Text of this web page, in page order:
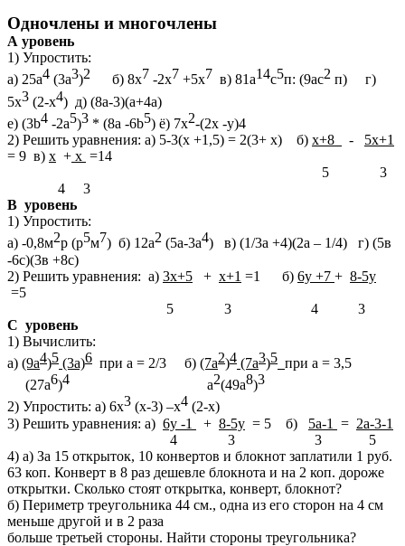
Одночлены и многочлены
А уровень
1) Упростить:
а) 25а4 (3а3)2 б) 8x7 -2x7 +5х7 в) 81а14с5п: (9ас2 п) г)
5х3 (2-х4) д) (8а-3)(а+4а)
е) (3b4 -2a5)3 * (8a -6b5) ё) 7x2-(2x -y)4
2) Решить уравнения: а) 5-3(х +1,5) = 2(3+ х) б) х+8 - 5х+1
= 9 в) х + х =14
5 3
4 3
В уровень
1) Упростить:
а) -0,8м2р (р5м7) б) 12а2 (5а-3а4) в) (1/3а +4)(2а – 1/4) г) (5в
-6с)(3в +8с)
2) Решить уравнения: а) 3х+5 + х+1 =1 б) 6y +7 + 8-5y
=5
5 3 4 3
С уровень
1) Вычислить:
а) (9а4)5 (3а)6 при а = 2/3 б) (7а2)4 (7а3)5 при а = 3,5
(27а6)4 а2(49а8)3
2) Упростить: а) 6х3 (х-3) –х4 (2-х)
3) Решить уравнения: а) 6y -1 + 8-5y = 5 б) 5а-1 = 2а-3-1
4 3 3 5
4) а) За 15 открыток, 10 конвертов и блокнот заплатили 1 руб.
63 коп. Конверт в 8 раз дешевле блокнота и на 2 коп. дороже
открытки. Сколько стоят открытка, конверт, блокнот?
б) Периметр треугольника 44 см., одна из его сторон на 4 см
меньше другой и в 2 раза
больше третьей стороны. Найти стороны треугольника?